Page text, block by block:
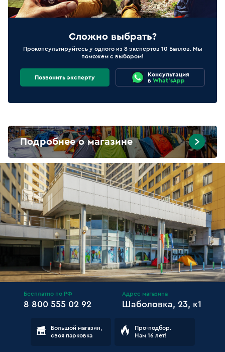
Сложно выбрать?
Проконсультируйтесь у одного из 8 экспертов 10 Баллов. Мы
поможем с выбором!
Позвонить эксперту
Консультация
в What'sApp
Подробнее о магазине
Бесплатно по РФ
8 800 555 02 92
Адрес магазина
Шаболовка, 23, к1
Большой магазин,
своя парковка
Про-подбор.
Нам 16 лет!